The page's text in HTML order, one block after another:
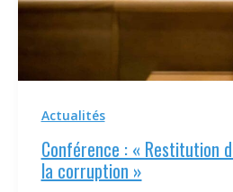
Actualités
Conférence : « Restitution
la corruption »